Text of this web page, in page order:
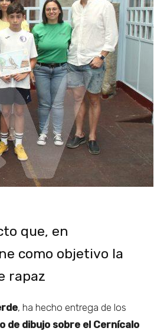
que, en
como objetivo la
rapaz
, ha hecho entrega de los
de dibujo sobre el Cernícalo